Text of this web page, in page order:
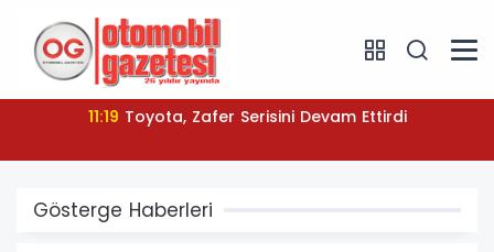
11:19 Toyota, Zafer Serisini Devam Ettirdi
Gösterge Haberleri